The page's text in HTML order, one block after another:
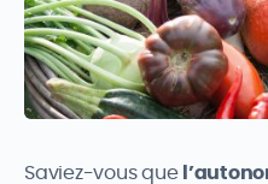
Saviez-vous que